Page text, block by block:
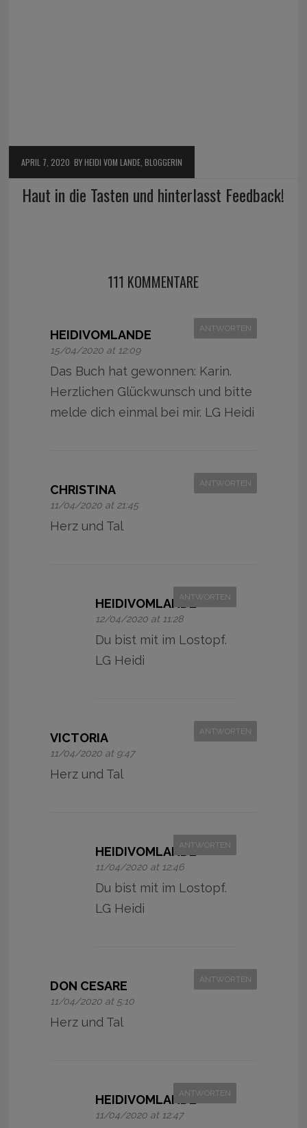
APRIL 7, 2020 BY HEIDI VOM LANDE, BLOGGERIN
Haut in die Tasten und hinterlasst Feedback!
111 KOMMENTARE
HEIDIVOMLANDE
15/04/2020 at 12:09
ANTWORTEN
Das Buch hat gewonnen: Karin.
Herzlichen Glückwunsch und bitte
melde dich einmal bei mir. LG Heidi
CHRISTINA
11/04/2020 at 21:45
ANTWORTEN
Herz und Tal
HEIDIVOMLANDE
12/04/2020 at 11:28
ANTWORTEN
Du bist mit im Lostopf.
LG Heidi
VICTORIA
11/04/2020 at 9:47
ANTWORTEN
Herz und Tal
HEIDIVOMLANDE
11/04/2020 at 12:46
ANTWORTEN
Du bist mit im Lostopf.
LG Heidi
DON CESARE
11/04/2020 at 5:10
ANTWORTEN
Herz und Tal
HEIDIVOMLANDE
11/04/2020 at 12:47
ANTWORTEN